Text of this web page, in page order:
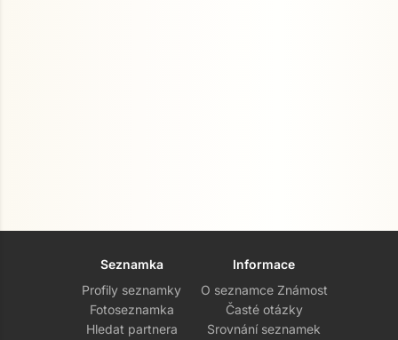
Seznamka
Profily seznamky
Fotoseznamka
Hledat partnera
Informace
O seznamce Známost
Časté otázky
Srovnání seznamek